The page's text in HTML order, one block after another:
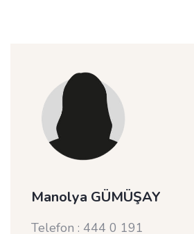
Manolya GÜMÜŞAY
Telefon : 444 0 191